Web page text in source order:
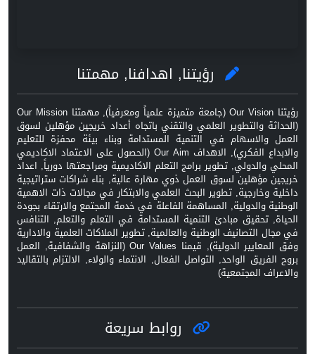
رؤيتنا, اهدافنا, مهمتنا
رؤيتنا Our Vision (جامعة متميزة علمياً ومعرفياً), مهمتنا Our Mission
(الحداثة والتطوير العلمي والتقني باتجاه أعداد خريجين مؤهلين لسوق
العمل والاسهام في التنمية المستدامة وبناء بيئة محفزة للتعليم
والابداع الفكري), الاهداف Our Aim (الحصول على الاعتماد الاكاديمي
المحلي والدولي, تطوير برامج التعلم الاكاديمية ومراجعتها دورياً, اعداد
خريجين مؤهلين لسوق العمل ذوي مهارة عالية, بناء شراكات ستراتيجية
داخلية وخارجية, تطوير البحث العلمي والابتكار في مجالات ذات الاهمية
الوطنية والدولية, المساهمة الفاعلة في خدمة المجتمع والارتقاء بجودة
الحياة, تحقيق مبادئ التنمية المستدامة في التعلم والتعلم, التنافس
في مجال التصانيف الوطنية والعالمية, تطوير الملاكات العلمية والادارية
وفق المعايير الدولية), قيمنا Our Values (النزاهة والشفافية, العمل
بروح الفريق الواحد, التواصل الفعال, الانتماء والولاء, الالتزام بالتقاليد
والاعراف المجتمعية)
روابط سريعة